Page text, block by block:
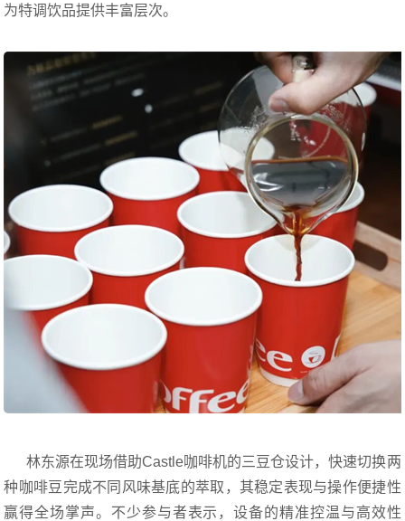
为特调饮品提供丰富层次。
林东源在现场借助Castle咖啡机的三豆仓设计，快速切换两
种咖啡豆完成不同风味基底的萃取，其稳定表现与操作便捷性
赢得全场掌声。不少参与者表示，设备的精准控温与高效性